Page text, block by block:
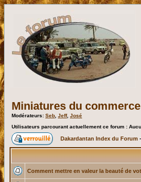
Miniatures du commerce
Modérateurs: Seb Jeff, José
Utilisateurs parcourant actuellement ce forum :
Dakardantan Index du Forum
Comment mettre en valeur la beauté de